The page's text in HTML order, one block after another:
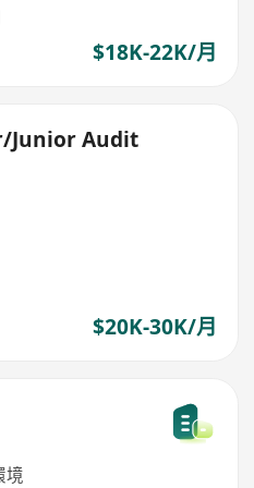
$18K-22K/月
Junior Audit
$20K-30K/月
境